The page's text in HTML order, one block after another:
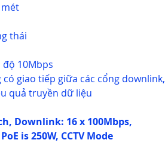
mét
thái
độ 10Mbps
có giao tiếp giữa các cổng downlink,
quả truyền dữ liệu
Downlink: 16 x 100Mbps,
is 250W, CCTV Mode